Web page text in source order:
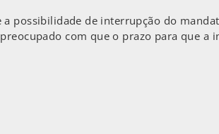
possibilidade de interrupção do
com que o prazo para que